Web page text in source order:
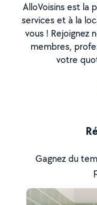
AlloVoisins est la
services et à la
vous ! Rejoignez
membres,
votre
Gagnez du